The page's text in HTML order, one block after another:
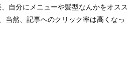
自分にメニューや髪型なんかをオスス
当然、記事へのクリック率は高くなっ